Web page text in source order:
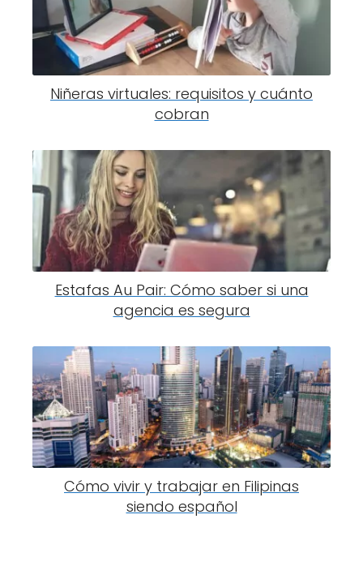
Niñeras virtuales: requisitos y cuánto
cobran
Estafas Au Pair: Cómo saber si una
agencia es segura
Cómo vivir y trabajar en Filipinas
siendo español